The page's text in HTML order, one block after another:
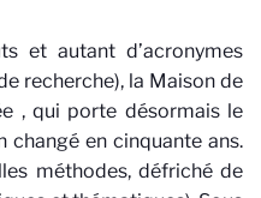
et autant d’acronymes
recherche), la Maison de
, qui porte désormais le
changé en cinquante ans.
méthodes, défriché de